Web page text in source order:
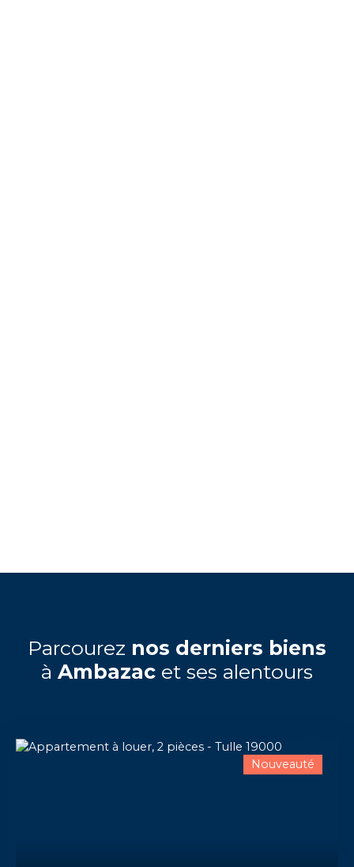
Parcourez nos derniers biens
à Ambazac et ses alentours
Nouveauté